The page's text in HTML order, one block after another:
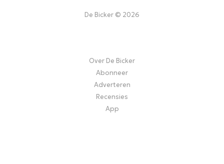
De Bicker © 2026
Over De Bicker
Abonneer
Adverteren
Recensies
App